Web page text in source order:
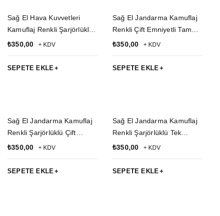
Sağ El Hava Kuvvetleri
Kamuflaj Renkli Şarjörlüklü
Tek Emniyetli Airsoft
Geçirmeli Sallama Silah
₺350,00 + KDV
SEPETE EKLE
Sağ El Jandarma Kamuflaj
Renkli Çift Emniyetli Tam
Kelebek Airsoft Palaskaya
Silah Kılıfı
₺350,00 + KDV
SEPETE EKLE
Sağ El Jandarma Kamuflaj
Renkli Şarjörlüklü Çift
Emniyetli Palaskaya
impertex Silah Kılıfı
₺350,00 + KDV
SEPETE EKLE
Sağ El Jandarma Kamuflaj
Renkli Şarjörlüklü Tek
Emniyetli Palaskaya
impertex Silah Kılıfı
₺350,00 + KDV
SEPETE EKLE